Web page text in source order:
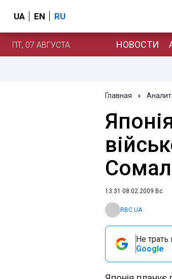
UA EN RU
ПТ, 07 АВГУСТА НОВОСТИ
Главная »
13:31 08.02.2009 Вс
RBC.UA
Не
Google